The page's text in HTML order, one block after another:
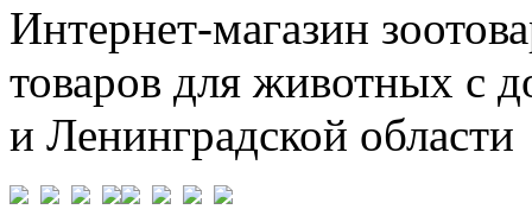
Интернет-магазин
товаров для животных с
и Ленинградской области